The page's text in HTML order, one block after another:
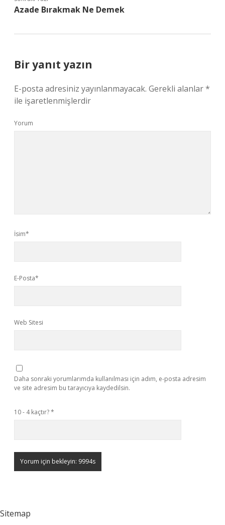
Azade Bırakmak Ne Demek
Bir yanıt yazın
E-posta adresiniz yayınlanmayacak. Gerekli alanlar*
ile işaretlenmişlerdir
Yorum
İsim*
E-Posta*
Web Sitesi
Daha sonraki yorumlarımda kullanılması için adım, e-posta adresim
ve site adresim bu tarayıcıya kaydedilsin.
10 - 4 kaçtır?*
Sitemap